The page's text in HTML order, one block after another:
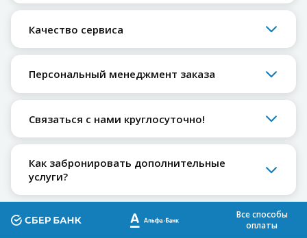
Качество сервиса
Персональный менеджмент заказа
Связаться с нами круглосуточно!
Как забронировать дополнительные
услуги?
Все способы
оплаты